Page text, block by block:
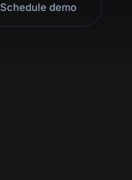
Schedule demo